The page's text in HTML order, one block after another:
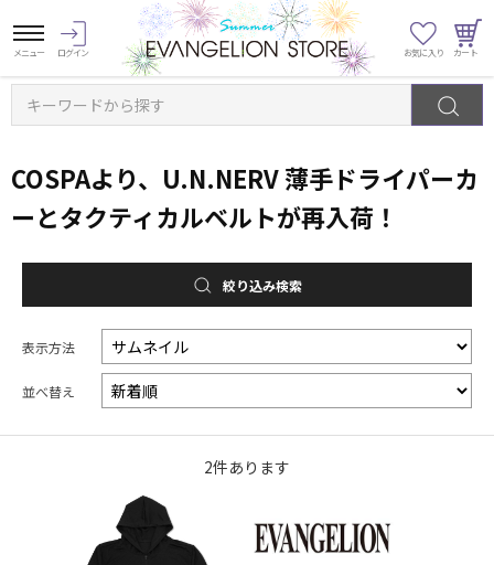
キーワードから探す
COSPAより、U.N.NERV 薄手ドライパーカ
ーとタクティカルベルトが再入荷！
絞り込み検索
表示方法
並べ替え
2件あります